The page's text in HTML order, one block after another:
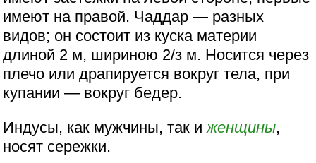
имеют на правой. Чаддар — разных
видов; он состоит из куска материи
длиной 2 м, шириною 2/з м. Носится через
плечо или драпируется вокруг тела, при
купании — вокруг бедер.
Индусы, как мужчины, так иженщины,
носят сережки.